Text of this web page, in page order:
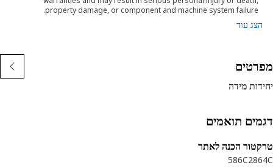
property damage, or component and machine system failure.
הצג עוד
מידה
תואמים
הכנה לאתר
586C